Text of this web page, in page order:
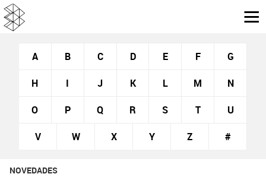
A B C D E F G
H I J K L M N
O P Q R S T U
V W X Y Z #
NOVEDADES